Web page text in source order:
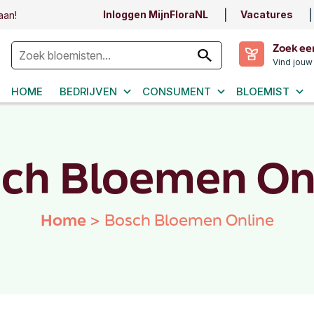
Inloggen MijnFloraNL Vacatures
Zoek
Vind
HOME BEDRIJVEN CONSUMENT BLOEMIST
Bloemen
Home> Bosch Bloemen Online